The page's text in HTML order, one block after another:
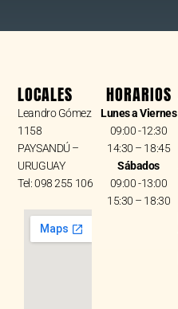
LOCALES
Leandro Gómez
1158
PAYSANDÚ –
URUGUAY
Tel: 098 255 106
HORARIOS
Lunes a Viernes
09:00 -12:30
14:30 – 18:45
Sábados
09:00 -13:00
15:30 – 18:30